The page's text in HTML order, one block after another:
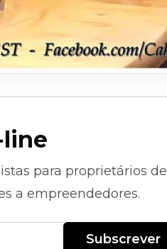
para proprietários de
a empreendedores.
Subscrever